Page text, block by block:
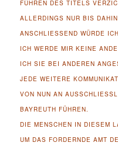
FÜHREN DES TITELS
ALLERDINGS NUR BIS
ANSCHLIESSEND WÜRDE
ICH WERDE MIR KEINE
CH SIE BEI ANDEREN
JEDE WEITERE
VON NUN AN
AYREUTH FÜHREN.
DIE MENSCHEN IN DIESEM
UM DAS FORDERNDE AMT